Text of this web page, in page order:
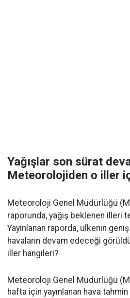
Yağışlar son sürat
Meteorolojiden o iller
Meteoroloji Genel Müdürlüğü
raporunda, yağış beklenen illeri
Yayınlanan raporda, ülkenin
havaların devam edeceği
iller hangileri?
Meteoroloji Genel Müdürlüğü
hafta için yayınlanan hava